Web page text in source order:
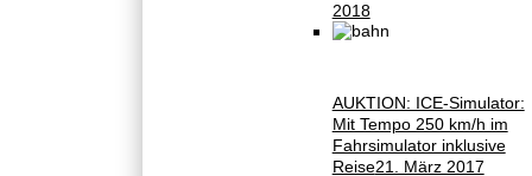
2018
AUKTION: ICE-Simulator:
Mit Tempo 250 km/h im
Fahrsimulator inklusive
Reise21. März 2017